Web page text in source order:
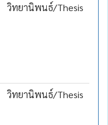
วิทยานิพนธ์/Thesis
วิทยานิพนธ์/Thesis